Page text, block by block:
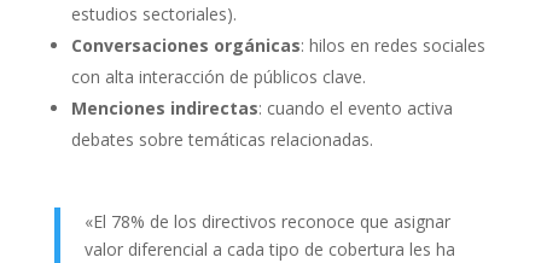
estudios sectoriales).
Conversaciones orgánicas: hilos en redes sociales
con alta interacción de públicos clave.
Menciones indirectas: cuando el evento activa
debates sobre temáticas relacionadas.
«El 78% de los directivos reconoce que asignar
valor diferencial a cada tipo de cobertura les ha